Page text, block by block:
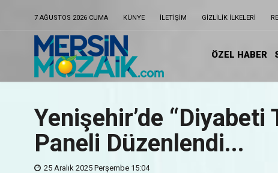
7 AĞUSTOS 2026 CUMA KÜNYE ILETIŞIM GIZLILIK ILKELERI
ÖZEL HABER
Yenişehir’de “Diyabeti
Paneli Düzenlendi...
25 Aralık 2025 Perşembe 15:04